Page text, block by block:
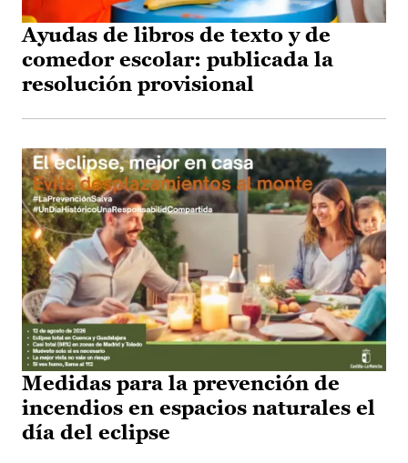
Ayudas de libros de texto y de
comedor escolar: publicada la
resolución provisional
Medidas para la prevención de
incendios en espacios naturales el
día del eclipse